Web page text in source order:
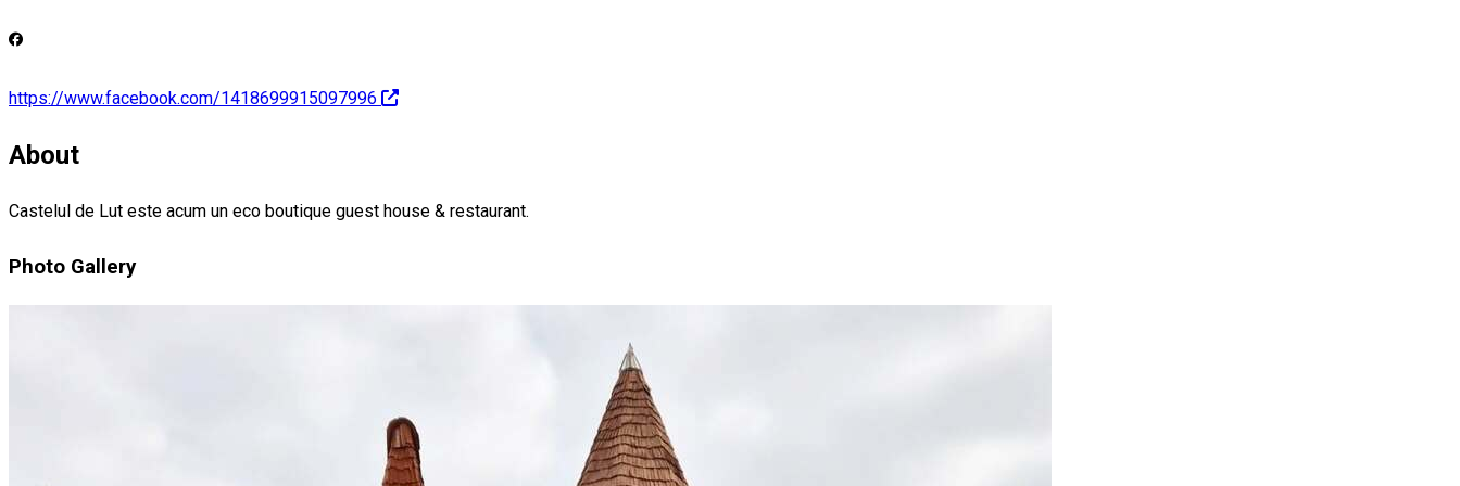
https://www.facebook.com/1418699915097996
About
Castelul de Lut este acum un eco boutique guest house & restaurant.
Photo Gallery